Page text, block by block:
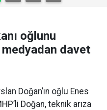
oğlunu
davet
Doğan’ın oğlu Enes
Doğan, teknik arıza